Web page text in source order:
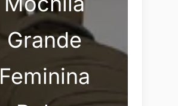
Grande
Feminina